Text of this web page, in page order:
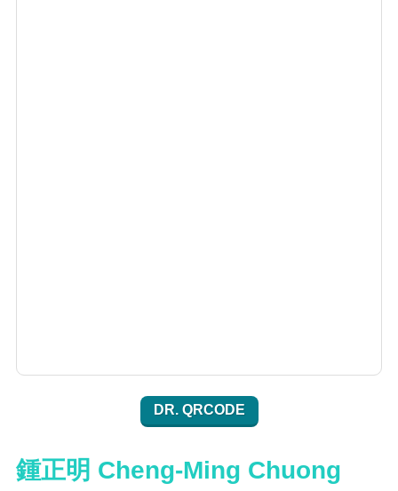
DR. QRCODE
鍾正明 Cheng-Ming Chuong